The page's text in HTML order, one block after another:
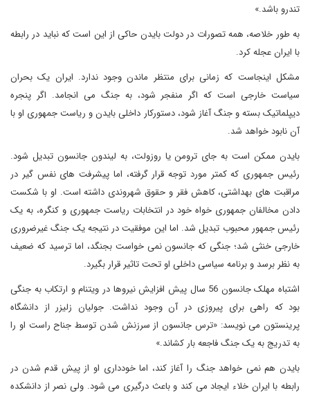
تندرو باشد.»
به طور خلاصه، همه تصورات در دولت بایدن حاکی از این است که نباید در رابطه
با ایران عجله کرد.
مشکل اینجاست که زمانی برای منتظر ماندن وجود ندارد. ایران یک بحران
سیاست خارجی است که اگر منفجر شود، به جنگ می انجامد. اگر پنجره
دیپلماتیک بسته و جنگ آغاز شود، دستورکار داخلی بایدن و ریاست جمهوری او با
آن نابود خواهد شد.
بایدن ممکن است به جای ترومن یا روزولت، به لیندون جانسون تبدیل شود.
رئیس جمهوری که کمتر مورد توجه قرار گرفته، اما پیشرفت های نفس گیر در
مراقبت های بهداشتی، کاهش فقر و حقوق شهروندی داشته است. او با شکست
دادن مخالفان جمهوری خواه خود در انتخابات ریاست جمهوری و کنگره، به یک
رئیس جمهور محبوب تبدیل شد. اما این موفقیت در نتیجه یک جنگ غیرضروری
خارجی خنثی شد؛ جنگی که جانسون نمی خواست بجنگد، اما ترسید که ضعیف
به نظر برسد و برنامه سیاسی داخلی او تحت تاثیر قرار بگیرد.
اشتباه مهلک جانسون 56 سال پیش افزایش نیروها در ویتنام و ارتکاب به جنگی
بود که راهی برای پیروزی در آن وجود نداشت. جولیان زلیزر از دانشگاه
پرینستون می نویسد: «ترس جانسون از سرزنش شدن توسط جناح راست او را
به تدریج به یک جنگ فاجعه بار کشاند.»
بایدن هم نمی خواهد جنگ را آغاز کند، اما خودداری او از پیش قدم شدن در
رابطه با ایران خلاء ایجاد می کند و باعث درگیری می شود. ولی نصر از دانشکده